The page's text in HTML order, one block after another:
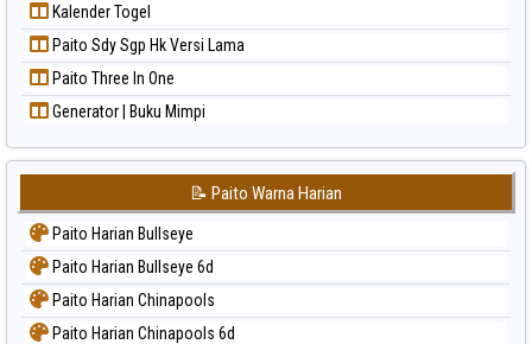
Kalender Togel
Paito Sdy Sgp Hk Versi Lama
Paito Three In One
Generator | Buku Mimpi
📝 Paito Warna Harian
Paito Harian Bullseye
Paito Harian Bullseye 6d
Paito Harian Chinapools
Paito Harian Chinapools 6d